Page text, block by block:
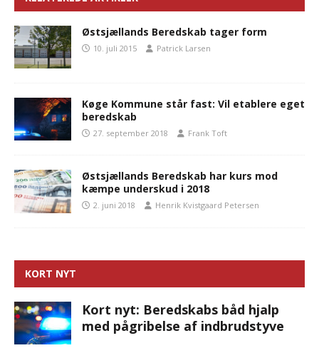
Østsjællands Beredskab tager form
10. juli 2015 Patrick Larsen
Køge Kommune står fast: Vil etablere eget
beredskab
27. september 2018 Frank Toft
Østsjællands Beredskab har kurs mod
kæmpe underskud i 2018
2. juni 2018 Henrik Kvistgaard Petersen
KORT NYT
Kort nyt: Beredskabs båd hjalp
med pågribelse af indbrudstyve